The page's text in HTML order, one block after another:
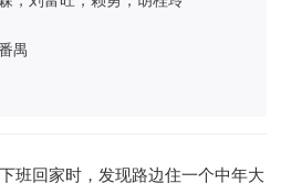
禺
班回家时，发现路边住一个中年大